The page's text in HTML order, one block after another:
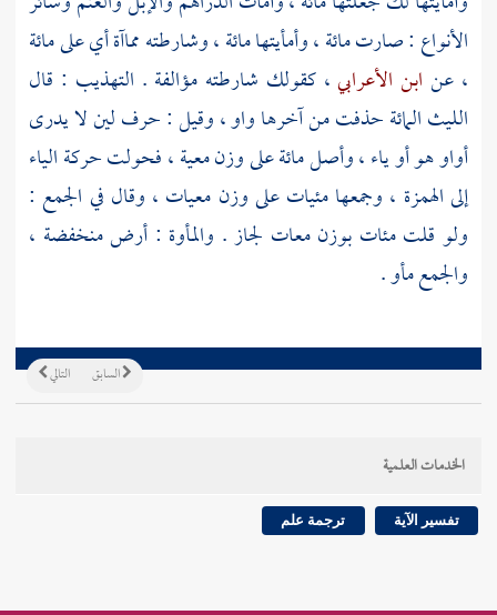
الأنواع : صارت مائة ، وأمأيتها مائة ، وشارطته مماآة أي على مائة
، عن ابن الأعرابي، كقولك شارطته مؤالفة . التهذيب : قال
الليثالمائة حذفت من آخرها واو ، وقيل : حرف لين لا يدرى
أواو هو أو ياء ، وأصل مائة على وزن معية ، فحولت حركة الياء
إلى الهمزة ، وجمعها مئيات على وزن معيات ، وقال في الجمع :
ولو قلت مئات بوزن معات لجاز . والمأوة : أرض منخفضة ،
والجمع مأو .
التالي السابق
الخدمات العلمية
تفسير الآية ترجمة علم